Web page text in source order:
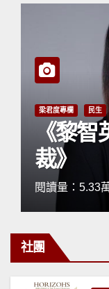
梁君度專欄 民生
《黎
裁》
閱讀量：5.33
社團